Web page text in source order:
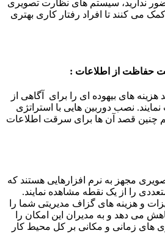
ندارید، سیستم های نظارت تصویری
می کنند تا افراد رفتار کاری بهتری
حفاظت از اطلاعات :
های بیهوده ای را برای آگاهی از
نصب دوربین هایی با استراتژی
چنین قصد آن ها برای سرقت اطلاعات
مجهز به نرم افزارهایی هستند که
را از یک نقطه مشاهده نمایند.
و هزینه های گزاف مدیریتی شما را
می دهد و به مدیران این امکان را
های زمانی و مکانی بر کل محیط کار